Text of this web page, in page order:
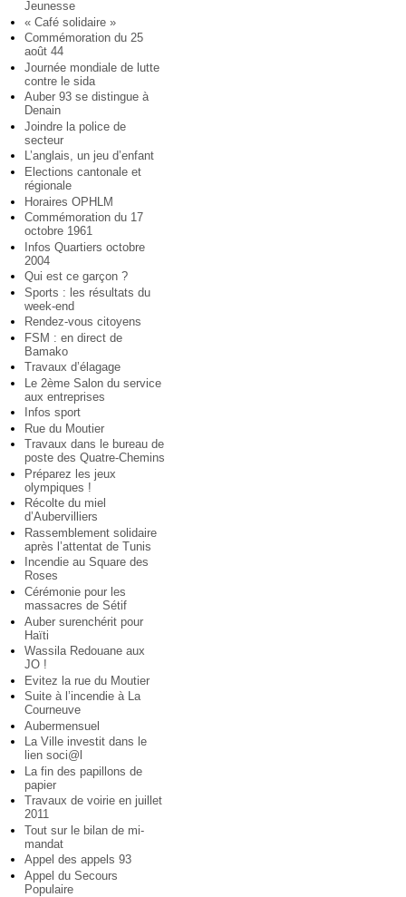
Jeunesse
« Café solidaire »
Commémoration du 25
août 44
Journée mondiale de lutte
contre le sida
Auber 93 se distingue à
Denain
Joindre la police de
secteur
L’anglais, un jeu d’enfant
Elections cantonale et
régionale
Horaires OPHLM
Commémoration du 17
octobre 1961
Infos Quartiers octobre
2004
Qui est ce garçon ?
Sports : les résultats du
week-end
Rendez-vous citoyens
FSM : en direct de
Bamako
Travaux d’élagage
Le 2ème Salon du service
aux entreprises
Infos sport
Rue du Moutier
Travaux dans le bureau de
poste des Quatre-Chemins
Préparez les jeux
olympiques !
Récolte du miel
d’Aubervilliers
Rassemblement solidaire
après l’attentat de Tunis
Incendie au Square des
Roses
Cérémonie pour les
massacres de Sétif
Auber surenchérit pour
Haïti
Wassila Redouane aux
JO !
Evitez la rue du Moutier
Suite à l’incendie à La
Courneuve
Aubermensuel
La Ville investit dans le
lien soci@l
La fin des papillons de
papier
Travaux de voirie en juillet
2011
Tout sur le bilan de mi-
mandat
Appel des appels 93
Appel du Secours
Populaire